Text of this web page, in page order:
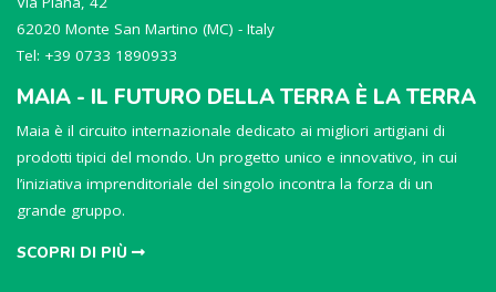
62020 Monte San Martino (MC) - Italy
Tel: +39 0733 1890933
MAIA - IL FUTURO DELLA TERRA È LA TERRA
Maia è il circuito internazionale dedicato ai migliori artigiani di
prodotti tipici del mondo. Un progetto unico e innovativo, in cui
l’iniziativa imprenditoriale del singolo incontra la forza di un
grande gruppo.
SCOPRI DI PIÙ